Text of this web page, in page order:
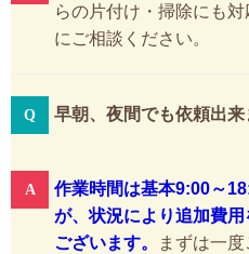
らの片付け・掃除にも
にご相談ください。
早朝、夜間でも依頼出来
作業時間は基本9:00～
が、状況により追加費
ございます。
まずは一度